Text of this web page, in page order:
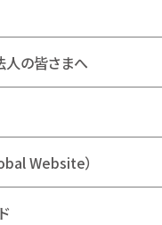
人の皆さまへ
Website）